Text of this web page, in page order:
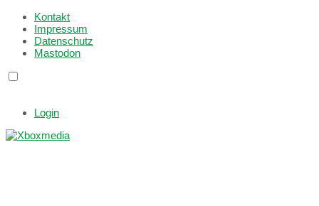
Kontakt
Impressum
Datenschutz
Mastodon
Login